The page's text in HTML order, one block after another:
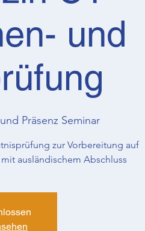
und
Präsenz Seminar
zur Vorbereitung auf
ausländischem Abschluss